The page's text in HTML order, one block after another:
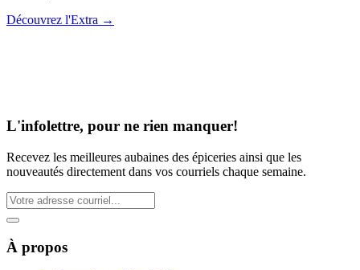
Découvrez l'Extra →
L'infolettre, pour ne rien manquer!
Recevez les meilleures aubaines des épiceries ainsi que les
nouveautés directement dans vos courriels chaque semaine.
À propos